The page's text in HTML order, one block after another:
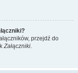
przejdź do
Załączniki.